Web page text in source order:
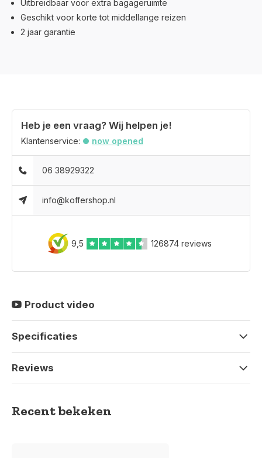
Uitbreidbaar voor extra bagageruimte
Geschikt voor korte tot middellange reizen
2 jaar garantie
Heb je een vraag? Wij helpen je!
Klantenservice: now opened
06 38929322
info@koffershop.nl
9,5 126874 reviews
Product video
Specificaties
Reviews
Recent bekeken